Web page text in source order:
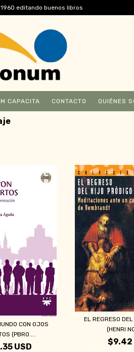
editando buenos libros
CAPACITA CONTACTO QUIÉNES
CON OJOS
(PBRO....
USD
EL REGRESO
(HENRI
$9.42